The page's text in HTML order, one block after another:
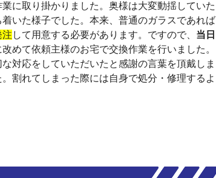
に取り掛かりました。奥様は大変動揺していた
いた様子でした。本来、普通のガラスであれば
注 して用意する必要があります。ですので、 当日
めて依頼主様のお宅で交換作業を行いました。
対応をしていただいたと感謝の言葉を頂戴しま
割れてしまった際には自身で処分・修理するよ